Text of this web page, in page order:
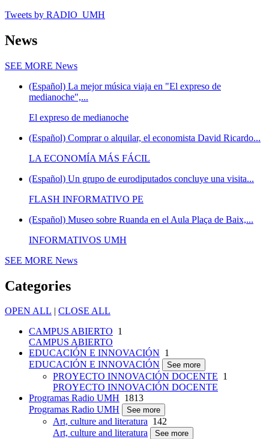
Tweets by RADIO_UMH
News
SEE MORE News
(Español) La mejor música viaja en "El expreso de
medianoche",...
El expreso de medianoche
(Español) Comprar o alquilar, el economista David Ricardo...
LA ECONOMÍA MÁS FÁCIL
(Español) Un grupo de eurodiputados concluye una visita...
FLASH INFORMATIVO PE
(Español) Museo sobre Ruanda en el Aula Plaça de Baix,...
INFORMATIVOS UMH
SEE MORE News
Categories
OPEN ALL | CLOSE ALL
CAMPUS ABIERTO 1
CAMPUS ABIERTO
EDUCACIÓN E INNOVACIÓN 1
EDUCACIÓN E INNOVACIÓN
See more
PROYECTO INNOVACIÓN DOCENTE 1
PROYECTO INNOVACIÓN DOCENTE
Programas Radio UMH 1813
Programas Radio UMH
See more
Art, culture and literatura 142
Art, culture and literatura
See more